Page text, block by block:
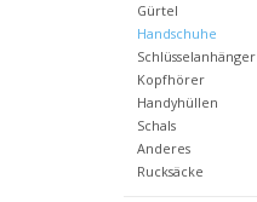
Gürtel
Handschuhe
Schlüsselanhänger
Kopfhörer
Handyhüllen
Schals
Anderes
Rucksäcke